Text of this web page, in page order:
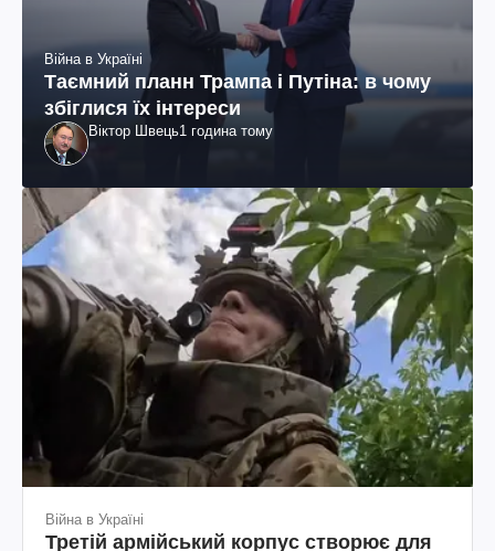
Війна в Україні
Таємний планн Трампа і Путіна: в чому
збіглися їх інтереси
Віктор Швець1 година тому
Війна в Україні
Третій армійський корпус створює для